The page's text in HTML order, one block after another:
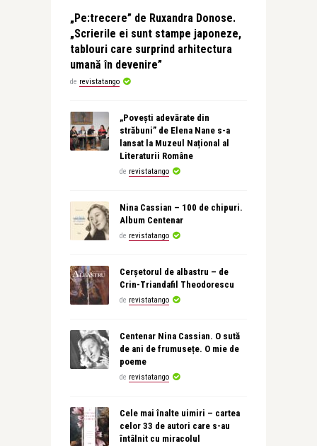
„Pe:trecere” de Ruxandra Donose.
„Scrierile ei sunt stampe japoneze,
tablouri care surprind arhitectura
umană în devenire”
de revistatango
„Povești adevărate din
străbuni” de Elena Nane s-a
lansat la Muzeul Național al
Literaturii Române
de revistatango
Nina Cassian – 100 de chipuri.
Album Centenar
de revistatango
Cerșetorul de albastru – de
Crin-Triandafil Theodorescu
de revistatango
Centenar Nina Cassian. O sută
de ani de frumusețe. O mie de
poeme
de revistatango
Cele mai înalte uimiri – cartea
celor 33 de autori care s-au
întâlnit cu miracolul